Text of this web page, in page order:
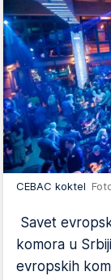
CEBAC koktel
Savet
komora u
evropskih